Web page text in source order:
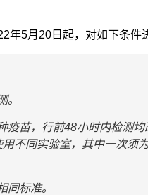
年5月20日起，对如下条件
。
疫苗，行前48小时内检测均
用不同实验室，其中一次须
同标准。